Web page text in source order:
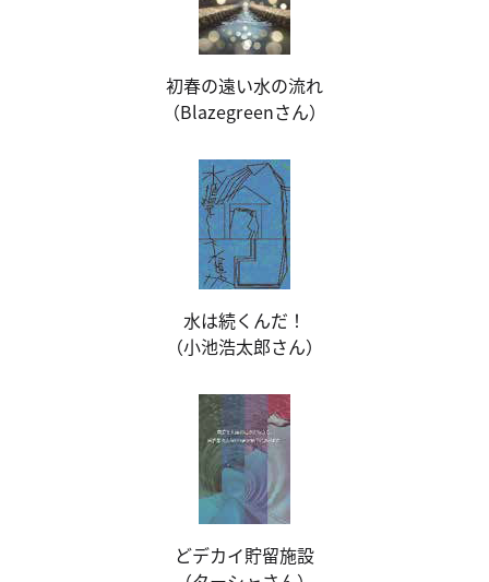
初春の遠い水の流れ
（Blazegreenさん）
水は続くんだ！
（小池浩太郎さん）
どデカイ貯留施設